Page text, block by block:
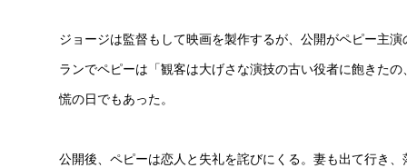
ジョージは監督もして映画を製作するが、公開がペピー主
ランでペピーは「観客は大げさな演技の古い役者に飽きた
慌の日でもあった。
公開後、ペピーは恋人と失礼を詫びにくる。妻も出て行き